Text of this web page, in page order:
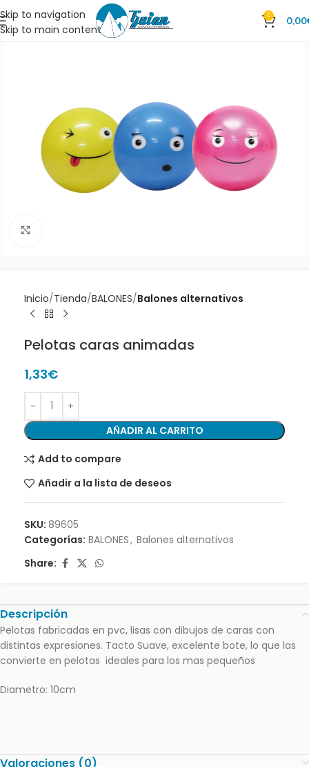
Skip to navigation
Skip to main content
0 0,00
Inicio Tienda BALONES Balones alternativos
Pelotas caras animadas
1,33€
AÑADIR AL CARRITO
Add to compare
Añadir a la lista de deseos
SKU: 89605
Categorías: BALONES, Balones alternativos
Share:
Descripción
Pelotas fabricadas en pvc, lisas con dibujos de caras con
distintas expresiones. Tacto Suave, excelente bote, lo que las
convierte en pelotas ideales para los mas pequeños
Diametro: 10cm
Valoraciones (0)